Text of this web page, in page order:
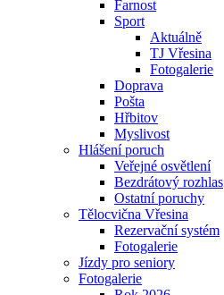
Farnost
Sport
Aktuálně
TJ Vřesina
Fotogalerie
Doprava
Pošta
Hřbitov
Myslivost
Hlášení poruch
Veřejné osvětlení
Bezdrátový rozhlas
Ostatní poruchy
Tělocvična Vřesina
Rezervační systém
Fotogalerie
Jízdy pro seniory
Fotogalerie